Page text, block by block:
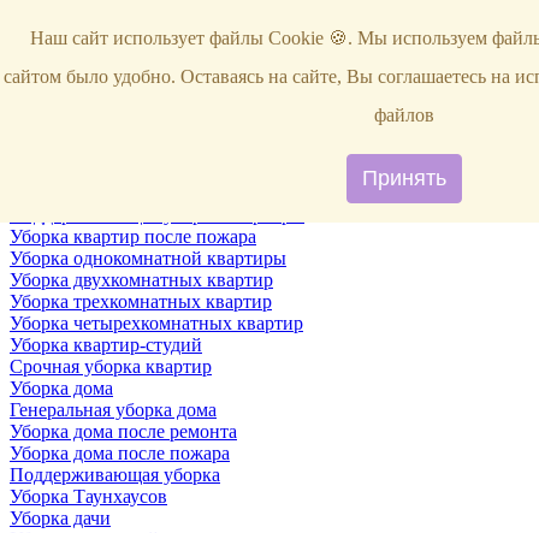
Уборка
Уборка снега
Уборка квартир после пожара
Уборка однокомнатной квартиры
Уборка двухкомнатных квартир
Уборка трехкомнатных квартир
Уборка четырехкомнатных квартир
Уборка квартир-студий
Срочная уборка квартир
Уборка дома
Генеральная уборка дома
Уборка дома после ремонта
Уборка дома после пожара
Поддерживающая уборка
Уборка Таунхаусов
Уборка дачи
Наш сайт использует файлы Cookie 🍪. Мы используем
сайтом было удобно. Оставаясь на сайте, Вы соглашаетесь на
файлов
Принять